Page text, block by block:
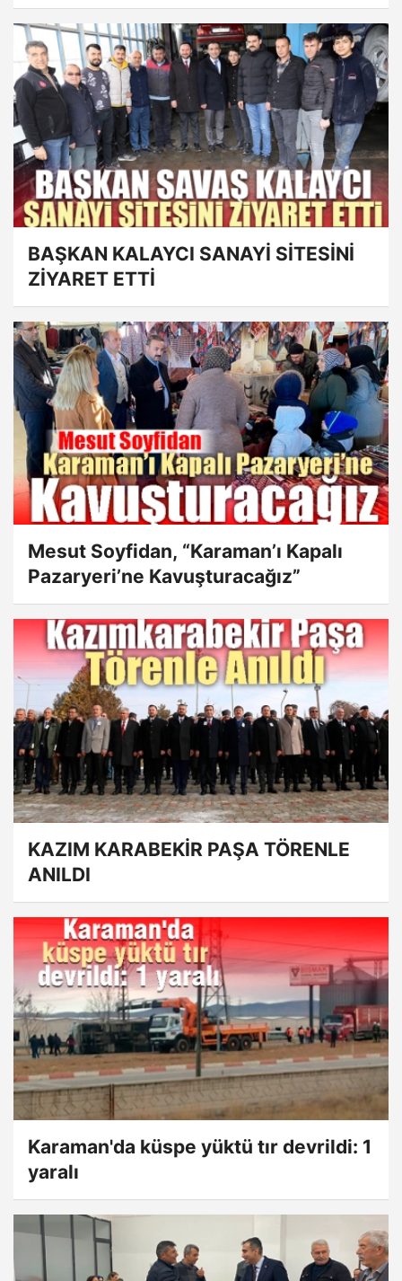
BAŞKAN KALAYCI SANAYİ SİTESİNİ
ZİYARET ETTİ
Mesut Soyfidan, “Karaman’ı Kapalı
Pazaryeri’ne Kavuşturacağız”
KAZIM KARABEKİR PAŞA TÖRENLE
ANILDI
Karaman'da küspe yüktü tır devrildi: 1
yaralı